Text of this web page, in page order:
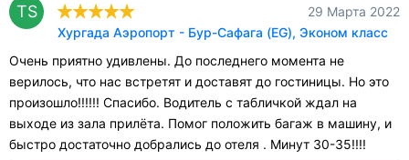
TS
29 Марта 2022
Хургада Аэропорт - Бур-Сафага (EG), Эконом класс
Очень приятно удивлены. До последнего момента не
верилось, что нас встретят и доставят до гостиницы. Но это
произошло!!!!!! Спасибо. Водитель с табличкой ждал на
выходе из зала прилёта. Помог положить багаж в машину, и
быстро достаточно добрались до отеля . Минут 30-35!!!!